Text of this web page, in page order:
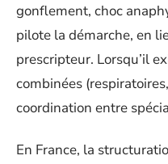
gonflement, choc
pilote la démarche, en
prescripteur. Lorsqu’il
combinées
coordination entre
En France, la